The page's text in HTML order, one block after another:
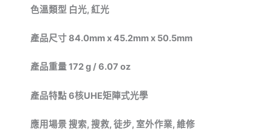
色溫類型 白光, 紅光
產品尺寸84.0mm x 45.2mm x 50.5mm
產品重量172 g / 6.07 oz
產品特點6核UHE矩陣式光學
應用場景搜索, 搜救, 徒步, 室外作業, 維修